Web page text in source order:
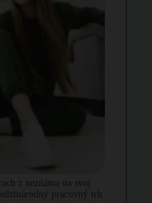
z neznáma na svoj
pracovný trh